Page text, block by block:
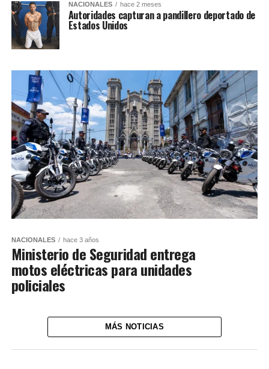
NACIONALES hace 2 meses
Autoridades capturan a pandillero deportado de
Estados Unidos
NACIONALES hace 3 años
Ministerio de Seguridad entrega
motos eléctricas para unidades
policiales
MÁS NOTICIAS